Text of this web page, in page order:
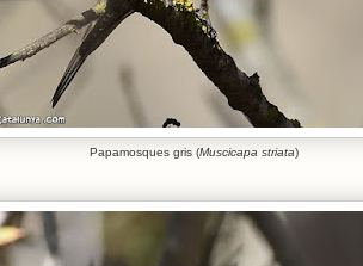
Papamosques gris (Muscicapa striata)